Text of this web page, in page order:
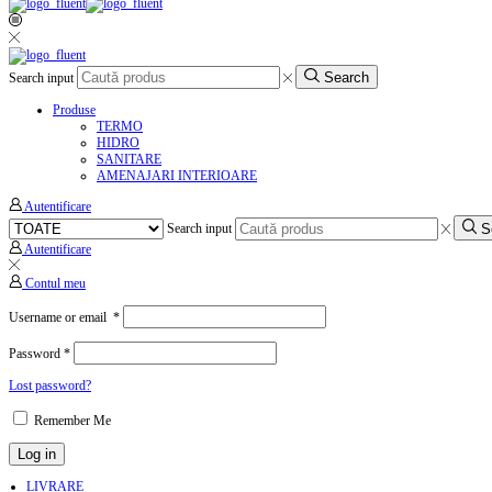
Search input Search
Produse
TERMO
HIDRO
SANITARE
AMENAJARI INTERIOARE
Autentificare
Search input
Autentificare
Contul meu
Username or email *
Password *
Lost password?
Remember Me
Log in
LIVRARE